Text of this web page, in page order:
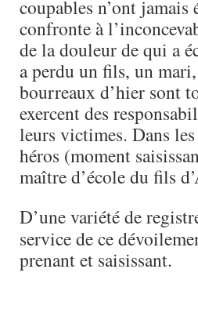
coupables n’ont
confronte à
de la douleur de qui a
a perdu un fils, un
bourreaux d’hier sont
exercent des
leurs victimes. Dans
héros (moment
maître d’école du fils
D’une variété de
service de ce
prenant et saisissant.